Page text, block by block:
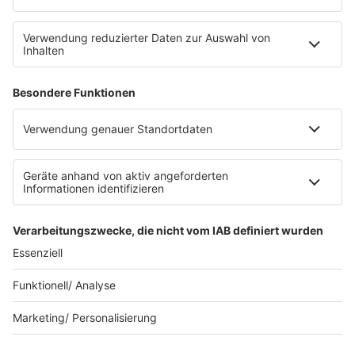
Datenschutz Facebook & Instagram
Datenschutzeinstellungen
Clubbedingungen
Werbung schalten
Waffel-Werbepartner
80s80s.de
90s90s.de
Schlagerplanetradio.com
1deutsch.de
WEIHNACHTSMUSIK.FM
© barba radio. Ein Baby von Barbara Schöneberger und
REGIOCAST.